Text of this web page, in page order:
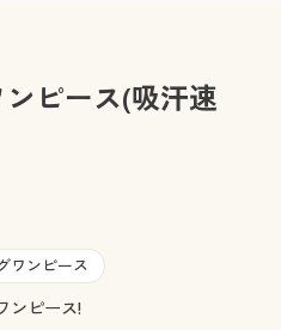
せ
ピース(吸汗速
ワンピース
ンピース!